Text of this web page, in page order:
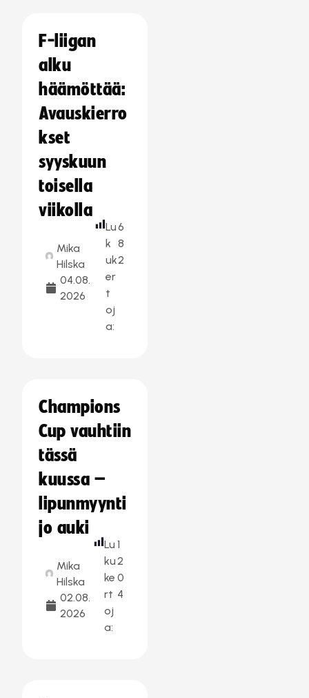
F-liigan
alku
häämöttää:
Avauskierro
kset
syyskuun
toisella
viikolla
Mika
Hilska
04.08.
2026
Lu
k
uk
er
t
oj
a:
6
8
2
Champions
Cup vauhtiin
tässä
kuussa –
lipunmyynti
jo auki
Mika
Hilska
02.08.
2026
Lu
ku
ke
rt
oj
a:
1
2
0
4